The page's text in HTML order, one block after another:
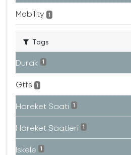
Mobility 1
Tags
Durak 1
Gtfs 1
Hareket Saati 1
Hareket Saatleri 1
Iskele 1